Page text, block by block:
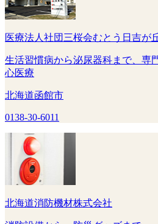
医療法人社団三桜会むとう日吉が
生活習慣病から泌尿器科まで、専
心医療
北海道函館市
0138-30-6011
北海道消防機材株式会社